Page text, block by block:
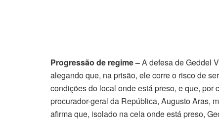
Progressão de regime –A defesa de Geddel
alegando que, na prisão, ele corre o risco de
condições do local onde está preso, e que,
procurador-geral da República, Augusto Aras,
afirma que, isolado na cela onde está preso,